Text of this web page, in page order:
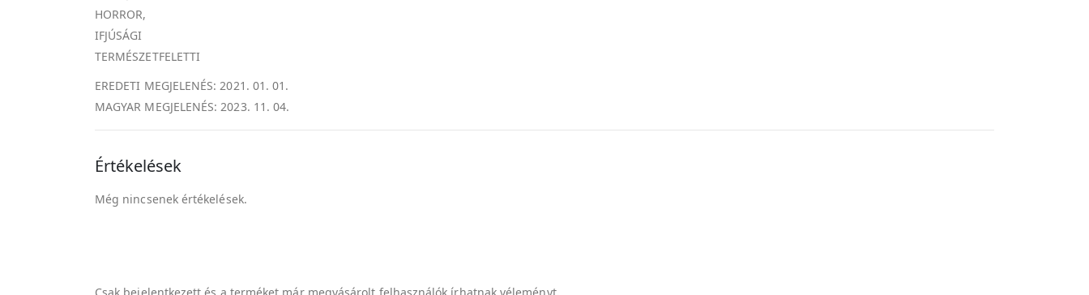
HORROR,
IFJÚSÁGI
TERMÉSZETFELETTI
EREDETI MEGJELENÉS: 2021. 01. 01.
MAGYAR MEGJELENÉS: 2023. 11. 04.
Értékelések
Még nincsenek értékelések.